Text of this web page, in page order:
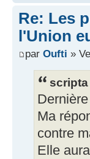
Re: Les
l'Union
par Oufti »
Ma
contre
Elle